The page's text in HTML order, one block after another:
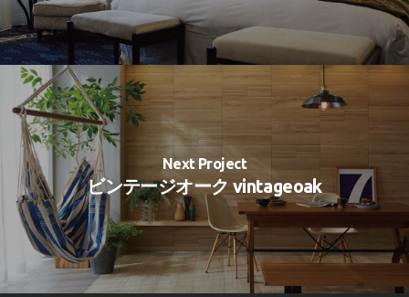
Next Project
ビンテージオーク vintageoak